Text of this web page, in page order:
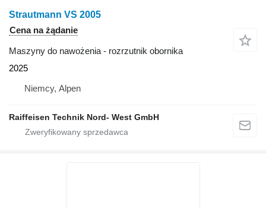
Strautmann VS 2005
Cena na żądanie
Maszyny do nawożenia - rozrzutnik obornika
2025
Niemcy, Alpen
Raiffeisen Technik Nord- West GmbH